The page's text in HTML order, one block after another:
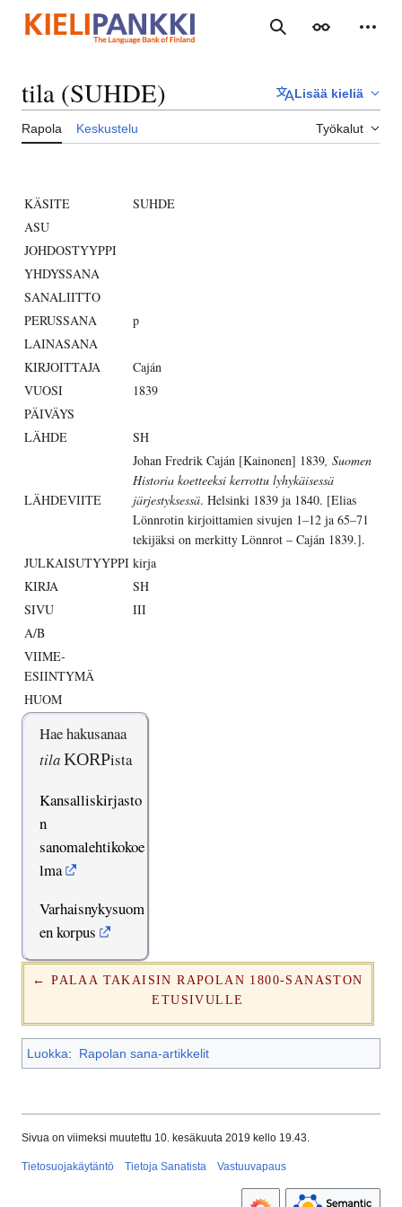
sisältöön
Haku Ulkoasu
tila (SUHDE) Lisää kieliä
Rapola Keskustelu Työkalut
KÄSITE
SUHDE
ASU
JOHDOSTYYPPI
YHDYSSANA
SANALIITTO
PERUSSANA
p
LAINASANA
KIRJOITTAJA
Caján
VUOSI
1839
PÄIVÄYS
LÄHDE
SH
LÄHDEVIITE
Johan Fredrik Caján [Kainonen] 1839, Suomen
Historia koetteeksi kerrottu lyhykäisessä
järjestyksessä. Helsinki 1839 ja 1840. [Elias
Lönnrotin kirjoittamien sivujen 1–12 ja 65–71
tekijäksi on merkitty Lönnrot – Caján 1839.].
JULKAISUTYYPPI kirja
KIRJA
SH
SIVU
III
A/B
VIIME-
ESIINTYMÄ
HUOM
Hae hakusanaa
tilaKORPista
Kansalliskirjasto
n
sanomalehtikokoe
lma
Varhaisnykysuom
en korpus
← PALAA TAKAISIN RAPOLAN 1800-SANASTON
ETUSIVULLE
Luokka: Rapolan sana-artikkelit
Sivua on viimeksi muutettu 10. kesäkuuta 2019 kello 19.43.
Tietosuojakäytäntö Tietoja Sanatista Vastuuvapaus